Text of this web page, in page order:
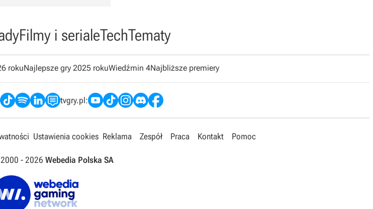
Filmy i serialeTechTematy
rokuNajlepsze gry 2025 rokuWiedźmin 4Najbliższe premiery
tvgry.pl:
Ustawienia cookies Reklama Zespół Praca Kontakt Pomoc
- 2026 Webedia Polska SA